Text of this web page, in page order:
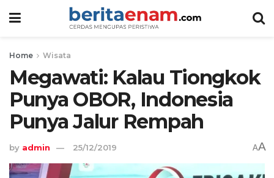
Home Wisata
Megawati: Kalau Tiongkok
Punya OBOR, Indonesia
Punya Jalur Rempah
by admin 25/12/2019 AA